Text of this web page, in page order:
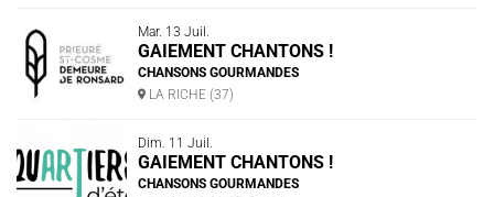
Mar. 13 Juil.
GAIEMENT CHANTONS !
CHANSONS GOURMANDES
LA RICHE (37)
Dim. 11 Juil.
GAIEMENT CHANTONS !
CHANSONS GOURMANDES